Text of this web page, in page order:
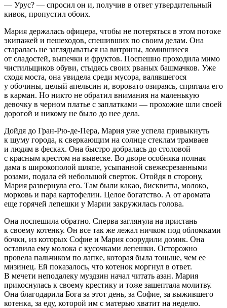
— Урус? — спросил он и, получив в ответ утвердительный
кивок, пропустил обоих.
Мария держалась офицера, чтобы не потеряться в этом потоке
экипажей и пешеходов, спешивших по своим делам. Она
старалась не заглядываться на витрины, ломившиеся
от сладостей, выпечки и фруктов. Поспешно проходила мимо
чистильщиков обуви, стыдясь своих рваных башмачков. Уже
сходя моста, она увидела среди мусора, валявшегося
у обочины, целый апельсин и, воровато озираясь, спрятала его
в карман. Но никто не обратил внимания на маленькую
девочку в черном платье с заплатками — прохожие шли своей
дорогой и никому не было до нее дела.
Дойдя до Гран-Рю-де-Пера, Мария уже успела привыкнуть
к шуму города, к сверкающим на солнце стеклам трамваев
и людям в фесках. Она быстро добралась до столовой
с красным крестом на вывеске. Во дворе особняка полная
дама в широкополой шляпе, усыпанной свежесрезанными
розами, подала ей небольшой сверток. Отойдя в сторону,
Мария развернула его. Там были какао, бисквиты, молоко,
морковь и пара картофелин. Целое богатство. А от аромата
еще горячей лепешки у Марии закружилась голова.
Она поспешила обратно. Сперва заглянула на пристань
к своему котенку. Он все так же лежал ничком под обломками
бочки, из которых Софие и Мария соорудили домик. Она
оставила ему молока с кусочками лепешки. Осторожно
провела пальчиком по лапке, которая была тоньше, чем ее
мизинец. Ей показалось, что котенок моргнул в ответ.
В мечети неподалеку муэдзин начал читать азан. Мария
прикоснулась к своему крестику и тоже зашептала молитву.
Она благодарила Бога за этот день, за Софие, за выжившего
котенка, за еду, которой им с матерью хватит на неделю.